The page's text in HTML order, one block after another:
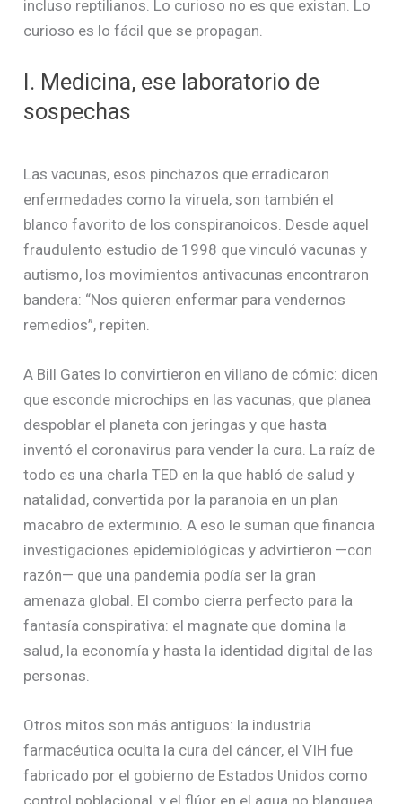
incluso reptilianos. Lo curioso no es que existan. Lo
curioso es lo fácil que se propagan.
I. Medicina, ese laboratorio de
sospechas
Las vacunas, esos pinchazos que erradicaron
enfermedades como la viruela, son también el
blanco favorito de los conspiranoicos. Desde aquel
fraudulento estudio de 1998 que vinculó vacunas y
autismo, los movimientos antivacunas encontraron
bandera: “Nos quieren enfermar para vendernos
remedios”, repiten.
A Bill Gates lo convirtieron en villano de cómic: dicen
que esconde microchips en las vacunas, que planea
despoblar el planeta con jeringas y que hasta
inventó el coronavirus para vender la cura. La raíz de
todo es una charla TED en la que habló de salud y
natalidad, convertida por la paranoia en un plan
macabro de exterminio. A eso le suman que financia
investigaciones epidemiológicas y advirtieron —con
razón— que una pandemia podía ser la gran
amenaza global. El combo cierra perfecto para la
fantasía conspirativa: el magnate que domina la
salud, la economía y hasta la identidad digital de las
personas.
Otros mitos son más antiguos: la industria
farmacéutica oculta la cura del cáncer, el VIH fue
fabricado por el gobierno de Estados Unidos como
control poblacional, y el flúor en el agua no blanquea